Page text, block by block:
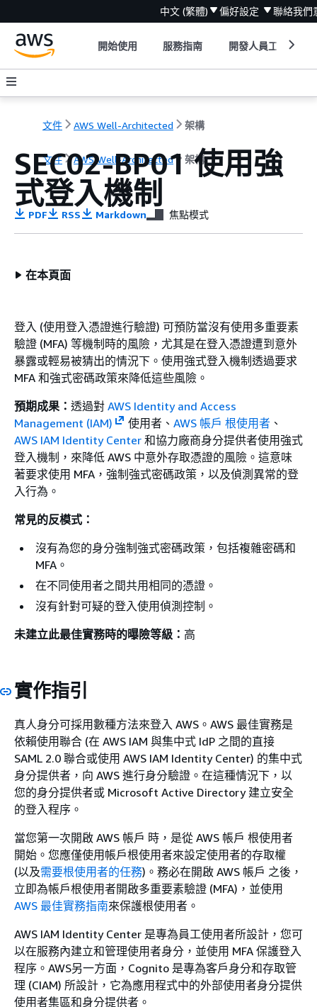
中文 (繁體) 偏好設定 聯絡我們
開始使用 服務指南 開發人員工具
文件 AWS Well-Architected 架構
文件 AWS Well-Architected 架構
SEC02-BP01 使用強
式登入機制
PDF RSS Markdown 焦點模式
在本頁面
登入 (使用登入憑證進行驗證) 可預防當沒有使用多重要素
驗證 (MFA) 等機制時的風險，尤其是在登入憑證遭到意外
暴露或輕易被猜出的情況下。使用強式登入機制透過要求
MFA 和強式密碼政策來降低這些風險。
預期成果： 透過對 AWS Identity and Access
Management (IAM)
使用者、 AWS 帳戶 根使用者、
AWS IAM Identity Center 和協力廠商身分提供者使用強式
登入機制，來降低 AWS 中意外存取憑證的風險。這意味
著要求使用 MFA，強制強式密碼政策，以及偵測異常的登
入行為。
常見的反模式：
沒有為您的身分強制強式密碼政策，包括複雜密碼和
MFA。
在不同使用者之間共用相同的憑證。
沒有針對可疑的登入使用偵測控制。
未建立此最佳實務時的曝險等級： 高
實作指引
真人身分可採用數種方法來登入 AWS。AWS 最佳實務是
依賴使用聯合 (在 AWS IAM 與集中式 IdP 之間的直接
SAML 2.0 聯合或使用 AWS IAM Identity Center) 的集中式
身分提供者，向 AWS 進行身分驗證。在這種情況下，以
您的身分提供者或 Microsoft Active Directory 建立安全
的登入程序。
當您第一次開啟 AWS 帳戶 時，是從 AWS 帳戶 根使用者
開始。您應僅使用帳戶根使用者來設定使用者的存取權
(以及需要根使用者的任務)。務必在開啟 AWS 帳戶 之後，
立即為帳戶根使用者開啟多重要素驗證 (MFA)，並使用
AWS 最佳實務指南來保護根使用者。
AWS IAM Identity Center 是專為員工使用者所設計，您可
以在服務內建立和管理使用者身分，並使用 MFA 保護登入
程序。AWS另一方面，Cognito 是專為客戶身分和存取管
理 (CIAM) 所設計，它為應用程式中的外部使用者身分提供
使用者集區和身分提供者。